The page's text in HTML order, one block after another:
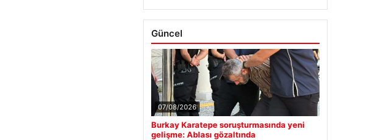
Güncel
07/08/2026
Burkay Karatepe soruşturmasında yeni
gelişme: Ablası gözaltında